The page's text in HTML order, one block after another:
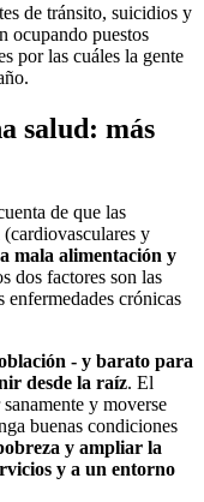
de tránsito, suicidios y
ocupando puestos
por las cuáles la gente
salud: más
de que las
(cardiovasculares y
mala alimentación y
dos factores son las
enfermedades crónicas
- y barato para
desde la raíz. El
y moverse
buenas condiciones
y ampliar la
y a un entorno